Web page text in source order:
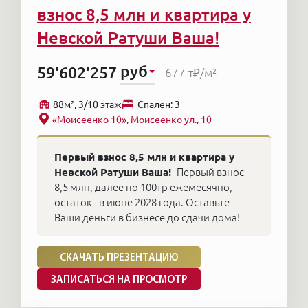
В большинстве своем дома Центрального
района — это дома старого фонда. При этом
XVIII века — на Миллионной, в Мошковом
переулке, на улице Казанской. Много домов
построено и в начале XX века — дома с
металлическими перекрытиями.
Спрос на квартиры в центральном
районе Санкт-Петербурга
Спрос на центральный район всегда был
проектов в так называемой "зеленой
прослойке" (кварталы у парка Сосновка и
взнос 8,5 млн и квартира у
Невской Ратуши Ваша!
59'602'257 руб 677 т₽/м²
88м², 3/10 этаж
Cпален: 3
«Моисеенко 10», Моисеенко ул., 10
Первый взнос 8,5 млн и квартира у
Невской Ратуши Ваша! Первый взнос
8,5 млн, далее по 100тр ежемесячно,
остаток - в июне 2028 года. Оставьте
Ваши деньги в бизнесе до сдачи дома!
СКАЧАТЬ ПРЕЗЕНТАЦИЮ
ЗАПИСАТЬСЯ НА ПРОСМОТР